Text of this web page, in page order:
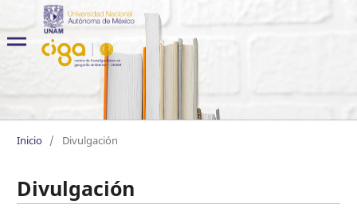
Inicio / Divulgación
Divulgación